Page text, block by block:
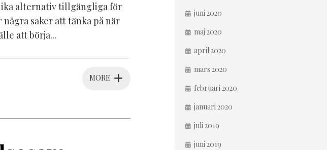
alternativ tillgängliga för
saker att tänka på när
att börja...
MORE
juni 2020
maj 2020
april 2020
mars 2020
februari 2020
januari 2020
juli 2019
juni 2019